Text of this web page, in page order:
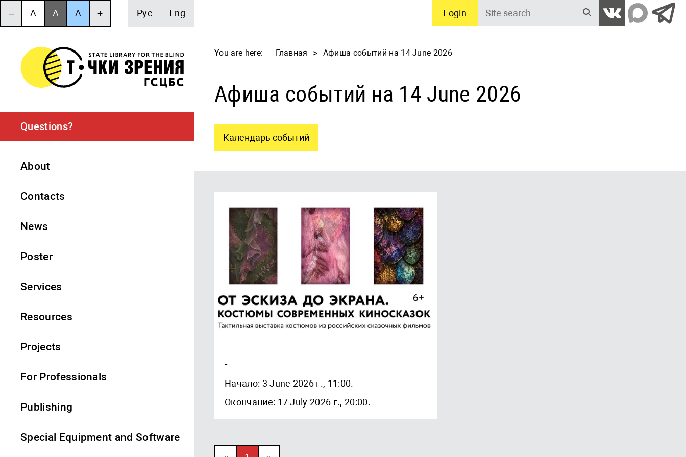
‒ A A A + Рус Eng
Questions?
About
Contacts
News
Poster
Services
Resources
Projects
For Professionals
Publishing
Special Equipment and Software
Login
Site
You are here: Главная Афиша событий на 14 June 2026
Афиша событий на 14 June 2026
Календарь событий
-
Начало: 3 June 2026 г., 11:00.
Окончание: 17 July 2026 г., 20:00.